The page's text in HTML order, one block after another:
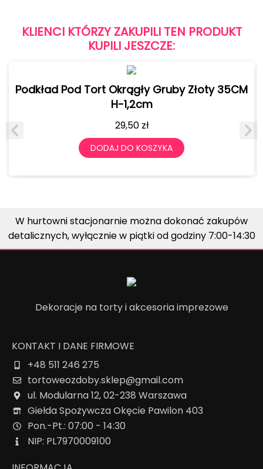
KLIENCI KTÓRZY ZAKUPILI TEN PRODUKT
KUPILI JESZCZE:
Podkład Pod Tort Okrągły Gruby Złoty 35CM
H-1,2cm
29,50 zł
DODAJ DO KOSZYKA
W hurtowni stacjonarnie można dokonać zakupów
detalicznych, wyłącznie w piątki od godziny 7:00-14:30
Dekoracje na torty i akcesoria imprezowe
KONTAKT I DANE FIRMOWE
+48 511 246 275
tortoweozdoby.sklep@gmail.com
ul. Modularna 12, 02-238 Warszawa
Giełda Spożywcza Okęcie Pawilon 403
Pon.-Pt.: 07:00 - 14:30
NIP: PL7970009100